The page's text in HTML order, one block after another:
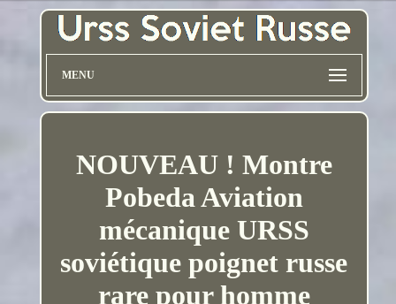
MENU
NOUVEAU ! Montre
Pobeda Aviation
mécanique URSS
soviétique poignet russe
rare pour homme